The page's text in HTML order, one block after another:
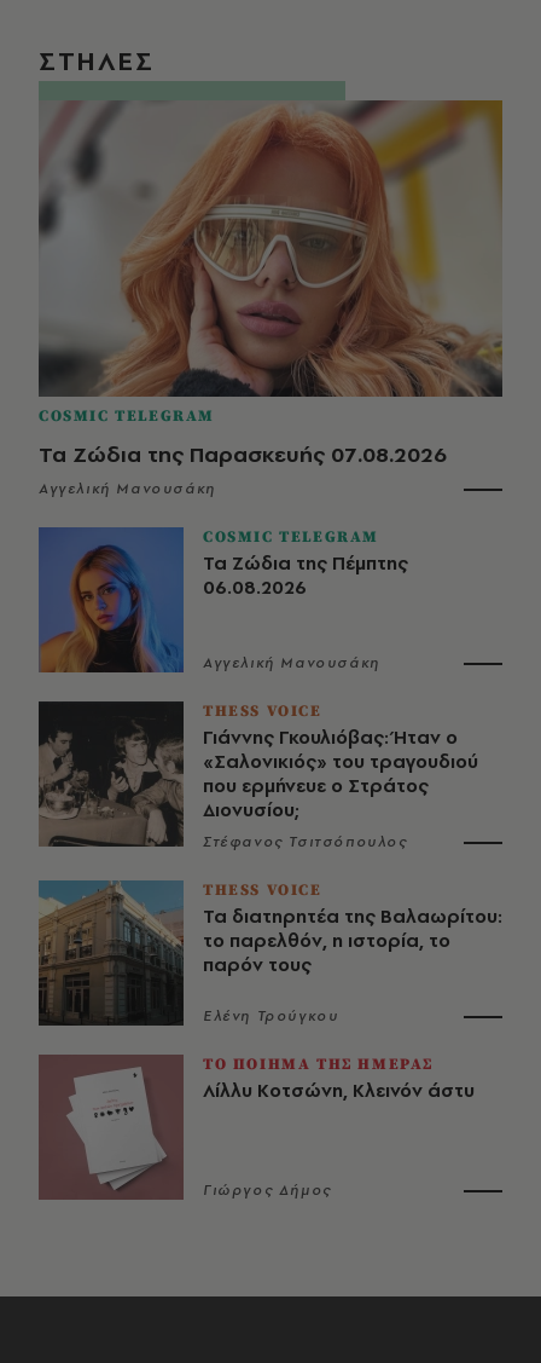
ΣΤΗΛΕΣ
COSMIC TELEGRAM
Τα Ζώδια της Παρασκευής 07.08.2026
Αγγελική Μανουσάκη
COSMIC TELEGRAM
Τα Ζώδια της Πέμπτης
06.08.2026
Αγγελική Μανουσάκη
THESS VOICE
Γιάννης Γκουλιόβας: Ήταν ο
«Σαλονικιός» του τραγουδιού
που ερμήνευε ο Στράτος
Διονυσίου;
Στέφανος Τσιτσόπουλος
THESS VOICE
Τα διατηρητέα της Βαλαωρίτου:
το παρελθόν, η ιστορία, το
παρόν τους
Ελένη Τρούγκου
ΤΟ ΠΟΙΗΜΑ ΤΗΣ ΗΜΕΡΑΣ
Λίλλυ Κοτσώνη, Κλεινόν άστυ
Γιώργος Δήμος